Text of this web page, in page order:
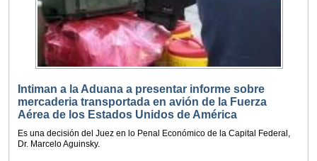
Intiman a la Aduana a presentar informe sobre
mercaderia transportada en avión de la Fuerza
Aérea de los Estados Unidos de América
Es una decisión del Juez en lo Penal Económico de la Capital Federal,
Dr. Marcelo Aguinsky.